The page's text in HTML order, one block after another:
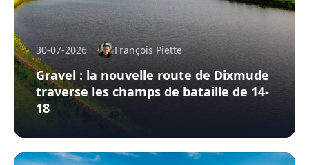
30-07-2026 François Piette
Gravel : la nouvelle route de Dixmude
traverse les champs de bataille de 14-
18